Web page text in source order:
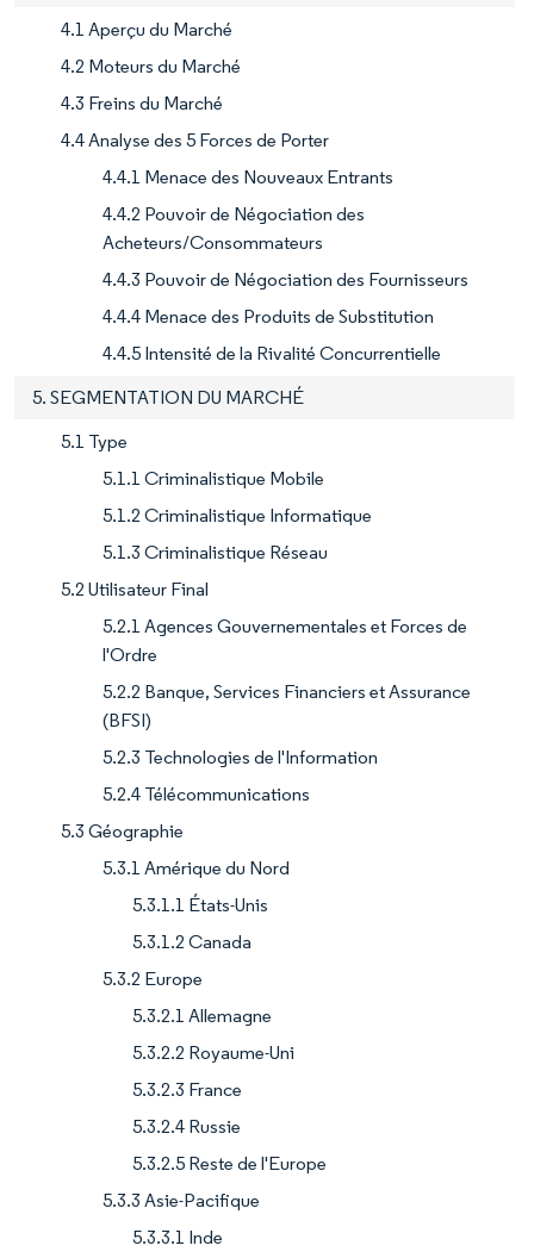
4.1 Aperçu du Marché
4.2 Moteurs du Marché
4.3 Freins du Marché
4.4 Analyse des 5 Forces de Porter
4.4.1 Menace des Nouveaux Entrants
4.4.2 Pouvoir de Négociation des
Acheteurs/Consommateurs
4.4.3 Pouvoir de Négociation des Fournisseurs
4.4.4 Menace des Produits de Substitution
4.4.5 Intensité de la Rivalité Concurrentielle
5. SEGMENTATION DU MARCHÉ
5.1 Type
5.1.1 Criminalistique Mobile
5.1.2 Criminalistique Informatique
5.1.3 Criminalistique Réseau
5.2 Utilisateur Final
5.2.1 Agences Gouvernementales et Forces de
l'Ordre
5.2.2 Banque, Services Financiers et Assurance
(BFSI)
5.2.3 Technologies de l'Information
5.2.4 Télécommunications
5.3 Géographie
5.3.1 Amérique du Nord
5.3.1.1 États-Unis
5.3.1.2 Canada
5.3.2 Europe
5.3.2.1 Allemagne
5.3.2.2 Royaume-Uni
5.3.2.3 France
5.3.2.4 Russie
5.3.2.5 Reste de l'Europe
5.3.3 Asie-Pacifique
5.3.3.1 Inde